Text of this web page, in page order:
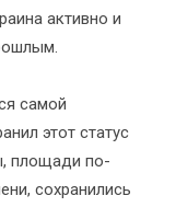
активно и
самой
этот статус
площади по-
сохранились